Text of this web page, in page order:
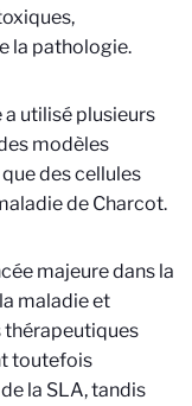
la pathologie.
a utilisé plusieurs
modèles
des cellules
de Charcot.
majeure dans la
maladie et
thérapeutiques
toutefois
la SLA, tandis